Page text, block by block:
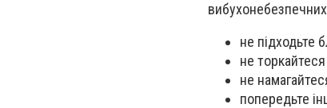
не підходьте
не
не
попередьте